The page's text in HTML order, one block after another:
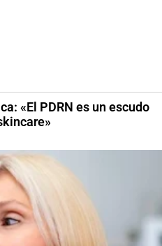
«El PDRN es un escudo